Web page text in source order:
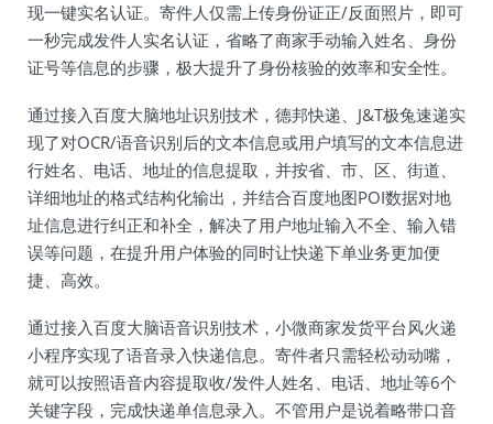
现一键实名认证。寄件人仅需上传身份证正/反面照片，即可
一秒完成发件人实名认证，省略了商家手动输入姓名、身份
证号等信息的步骤，极大提升了身份核验的效率和安全性。
通过接入百度大脑地址识别技术，德邦快递、J&T极兔速递实
现了对OCR/语音识别后的文本信息或用户填写的文本信息进
行姓名、电话、地址的信息提取，并按省、市、区、街道、
详细地址的格式结构化输出，并结合百度地图POI数据对地
址信息进行纠正和补全，解决了用户地址输入不全、输入错
误等问题，在提升用户体验的同时让快递下单业务更加便
捷、高效。
通过接入百度大脑语音识别技术，小微商家发货平台风火递
小程序实现了语音录入快递信息。寄件者只需轻松动动嘴，
就可以按照语音内容提取收/发件人姓名、电话、地址等6个
关键字段，完成快递单信息录入。不管用户是说着略带口音